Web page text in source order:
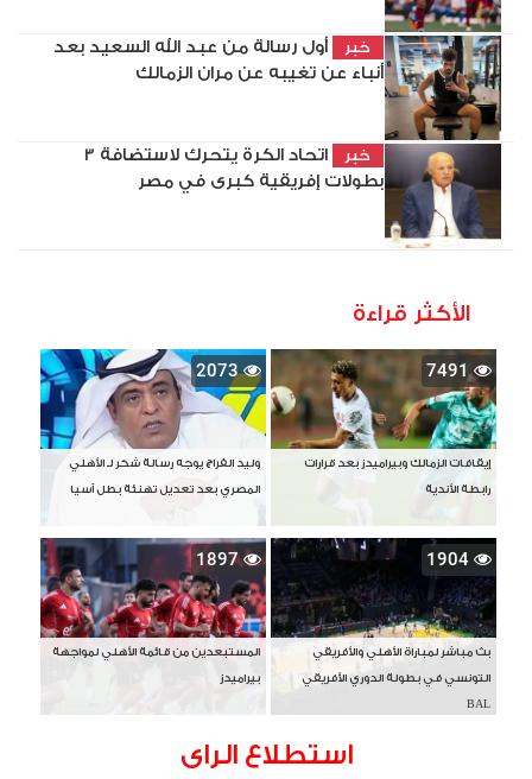
خبر
أول رسالة من عبد الله السعيد بعد
أنباء عن تغيبه عن مران الزمالك
خبر
اتحاد الكرة يتحرك لاستضافة 3
بطولات إفريقية كبرى في مصر
الأكثر قراءة
7491
إيقافات الزمالك وبيراميدز بعد قرارات
رابطة الأندية
2073
وليد الفراج يوجه رسالة شكر لـ الأهلي
المصري بعد تعديل تهنئة بطل آسيا
1904
بث مباشر لمباراة الأهلي والأفريقي
التونسي في بطولة الدوري الأفريقي
BAL
1897
المستبعدين من قائمة الأهلي لمواجهة
بيراميدز
استطلاع الراى